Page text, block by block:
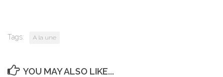
Tags: A la une
YOU MAY ALSO LIKE...